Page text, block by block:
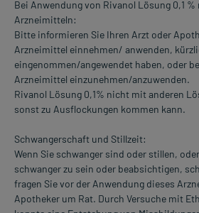
Bei Anwendung von Rivanol Lösung 0,1
Arzneimitteln:
Bitte informieren Sie Ihren Arzt oder
Arzneimittel einnehmen/ anwenden,
eingenommen/angewendet haben, oder
Arzneimittel einzunehmen/anzuwenden.
Rivanol Lösung 0,1% nicht mit anderen
sonst zu Ausflockungen kommen kann.
Schwangerschaft und Stillzeit:
Wenn Sie schwanger sind oder stillen,
schwanger zu sein oder beabsichtigen,
fragen Sie vor der Anwendung dieses
Apotheker um Rat. Durch Versuche mit